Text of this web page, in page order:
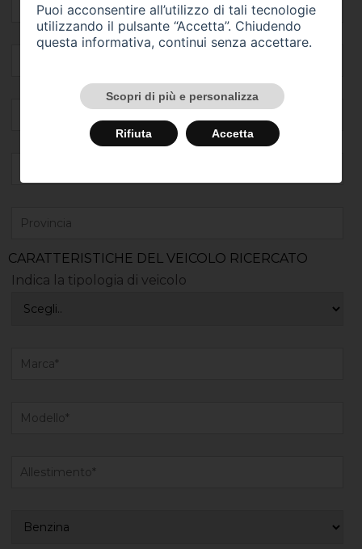
CARATTERISTICHE DEL VEICOLO RICERCATO
Indica la tipologia di veicolo
Puoi acconsentire all’utilizzo di tali tecnologie
utilizzando il pulsante “Accetta”. Chiudendo
questa informativa, continui senza accettare.
Scopri di più e personalizza
Rifiuta Accetta